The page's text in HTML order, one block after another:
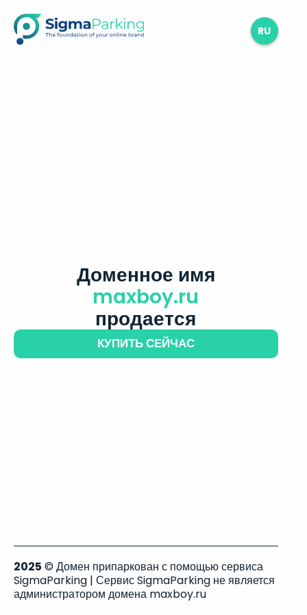
RU
Доменное имя
maxboy.ru
продается
КУПИТЬ СЕЙЧАС
2025 © Домен припаркован с помощью сервиса
SigmaParking | Сервис SigmaParking не является
администратором домена maxboy.ru